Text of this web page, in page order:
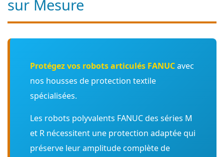
sur Mesure
Protégez vos robots articulés FANUCavec
nos housses de protection textile
spécialisées.
Les robots polyvalents FANUC des séries M
et R nécessitent une protection adaptée qui
préserve leur amplitude complète de